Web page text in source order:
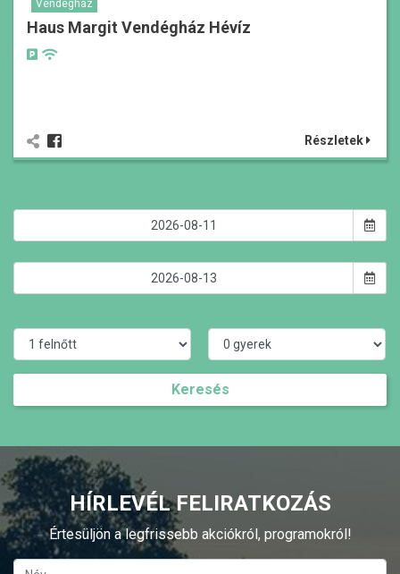
Vendégház
Haus Margit Vendégház Hévíz
Részletek
Keresés
HÍRLEVÉL FELIRATKOZÁS
Értesüljön a legfrissebb akciókról, programokról!